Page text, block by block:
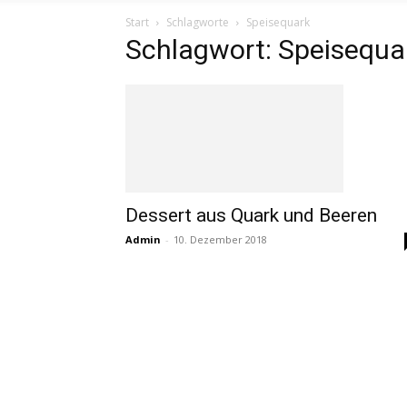
Start Schlagworte Speisequark
Schlagwort:
Dessert aus Quark und Beeren
Admin - 10. Dezember 2018